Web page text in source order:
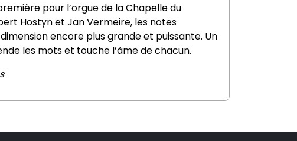
pour l’orgue de la Chapelle du
Hostyn et Jan Vermeire, les notes
encore plus grande et puissante. Un
les mots et touche l’âme de chacun.